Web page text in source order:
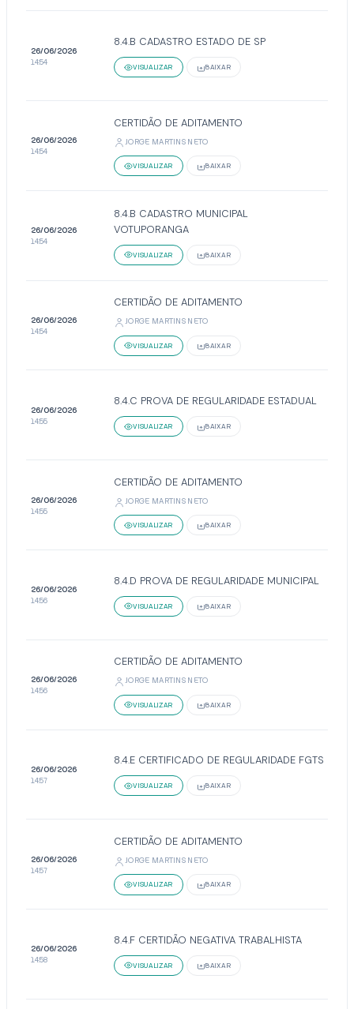
26/06/2026
14:54
8.4.B CADASTRO ESTADO DE SP
VISUALIZAR BAIXAR
26/06/2026
14:54
CERTIDÃO DE ADITAMENTO
JORGE MARTINS NETO
VISUALIZAR BAIXAR
26/06/2026
14:54
8.4.B CADASTRO MUNICIPAL
VOTUPORANGA
VISUALIZAR BAIXAR
26/06/2026
14:54
CERTIDÃO DE ADITAMENTO
JORGE MARTINS NETO
VISUALIZAR BAIXAR
26/06/2026
14:55
8.4.C PROVA DE REGULARIDADE ESTADUAL
VISUALIZAR BAIXAR
26/06/2026
14:55
CERTIDÃO DE ADITAMENTO
JORGE MARTINS NETO
VISUALIZAR BAIXAR
26/06/2026
14:56
8.4.D PROVA DE REGULARIDADE MUNICIPAL
VISUALIZAR BAIXAR
26/06/2026
14:56
CERTIDÃO DE ADITAMENTO
JORGE MARTINS NETO
VISUALIZAR BAIXAR
26/06/2026
14:57
8.4.E CERTIFICADO DE REGULARIDADE FGTS
VISUALIZAR BAIXAR
26/06/2026
14:57
CERTIDÃO DE ADITAMENTO
JORGE MARTINS NETO
VISUALIZAR BAIXAR
26/06/2026
14:58
8.4.F CERTIDÃO NEGATIVA TRABALHISTA
VISUALIZAR BAIXAR